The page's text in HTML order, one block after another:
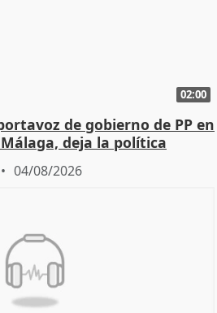
02:00
de gobierno de PP en
deja la política
04/08/2026